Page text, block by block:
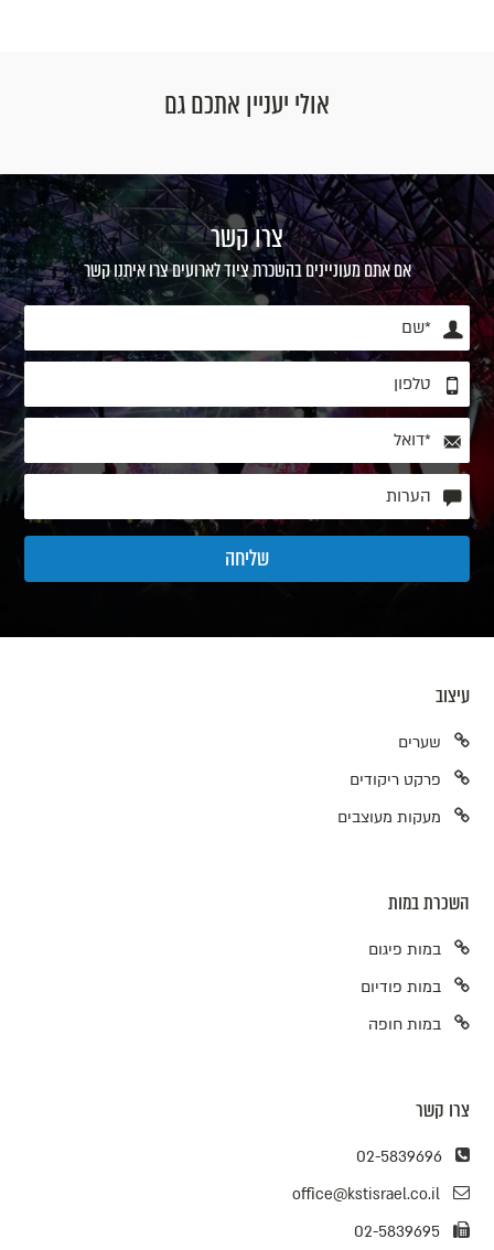
אולי יעניין אתכם גם
צרו קשר
אם אתם מעוניינים בהשכרת ציוד לארועים צרו איתנו קשר
עיצוב
שערים
פרקט ריקודים
מעקות מעוצבים
השכרת במות
במות פיגום
במות פודיום
במות חופה
צרו קשר
02-5839696
office@kstisrael.co.il
02-5839695